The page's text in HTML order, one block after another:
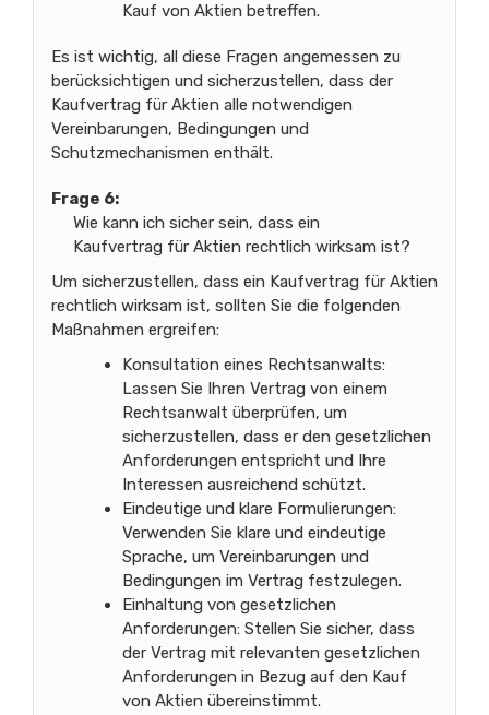
Kauf von Aktien betreffen.
Es ist wichtig, all diese Fragen angemessen zu
berücksichtigen und sicherzustellen, dass der
Kaufvertrag für Aktien alle notwendigen
Vereinbarungen, Bedingungen und
Schutzmechanismen enthält.
Frage 6:
Wie kann ich sicher sein, dass ein
Kaufvertrag für Aktien rechtlich wirksam ist?
Um sicherzustellen, dass ein Kaufvertrag für Aktien
rechtlich wirksam ist, sollten Sie die folgenden
Maßnahmen ergreifen:
Konsultation eines Rechtsanwalts:
Lassen Sie Ihren Vertrag von einem
Rechtsanwalt überprüfen, um
sicherzustellen, dass er den gesetzlichen
Anforderungen entspricht und Ihre
Interessen ausreichend schützt.
Eindeutige und klare Formulierungen:
Verwenden Sie klare und eindeutige
Sprache, um Vereinbarungen und
Bedingungen im Vertrag festzulegen.
Einhaltung von gesetzlichen
Anforderungen: Stellen Sie sicher, dass
der Vertrag mit relevanten gesetzlichen
Anforderungen in Bezug auf den Kauf
von Aktien übereinstimmt.